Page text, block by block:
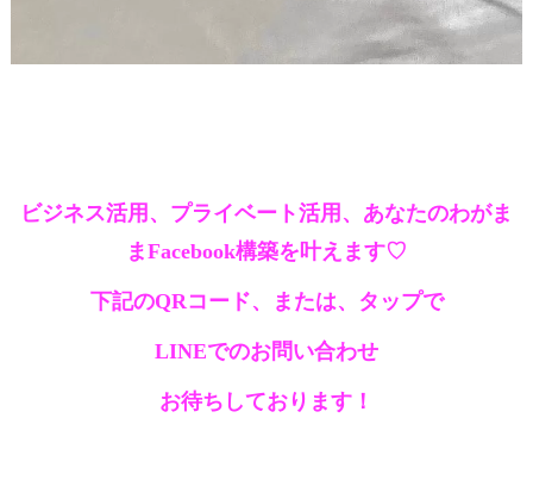
ビジネス活用、プライベート活用、あなたのわがま
まFacebook構築を叶えます♡
下記のQRコード、または、タップで
LINEでのお問い合わせ
お待ちしております！